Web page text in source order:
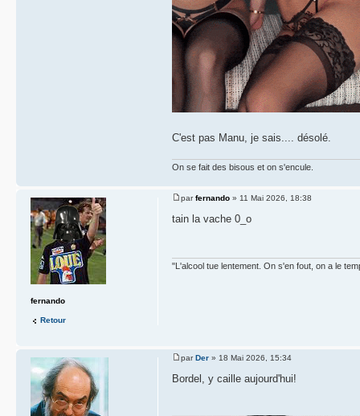
C'est pas Manu, je sais.... désolé.
On se fait des bisous et on s'encule.
parfernando » 11 Mai 2026, 18:38
tain la vache 0_o
"L'alcool tue lentement. On s'en fout, on a le
fernando
Retour
par Der » 18 Mai 2026, 15:34
Bordel, y caille aujourd'hui!